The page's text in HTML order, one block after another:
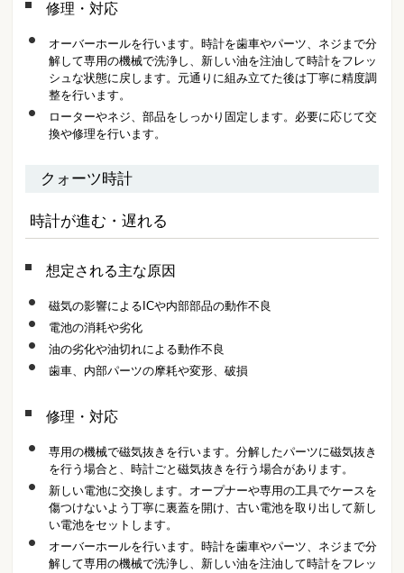
修理・対応
オーバーホールを行います。時計を歯車やパーツ、ネジまで分
解して専用の機械で洗浄し、新しい油を注油して時計をフレッ
シュな状態に戻します。元通りに組み立てた後は丁寧に精度調
整を行います。
ローターやネジ、部品をしっかり固定します。必要に応じて交
換や修理を行います。
クォーツ時計
時計が進む・遅れる
想定される主な原因
磁気の影響によるICや内部部品の動作不良
電池の消耗や劣化
油の劣化や油切れによる動作不良
歯車、内部パーツの摩耗や変形、破損
修理・対応
専用の機械で磁気抜きを行います。分解したパーツに磁気抜き
を行う場合と、時計ごと磁気抜きを行う場合があります。
新しい電池に交換します。オープナーや専用の工具でケースを
傷つけないよう丁寧に裏蓋を開け、古い電池を取り出して新し
い電池をセットします。
オーバーホールを行います。時計を歯車やパーツ、ネジまで分
解して専用の機械で洗浄し、新しい油を注油して時計をフレッ